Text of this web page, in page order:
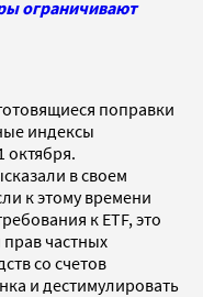
ограничивают
поправки
индексы
октября.
в своем
к этому времени
к ETF, это
частных
со счетов
и дестимулировать